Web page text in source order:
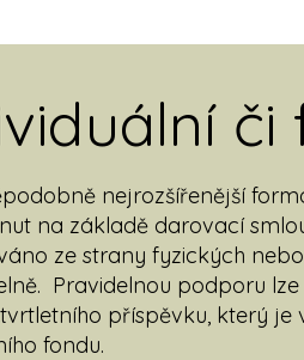
nejrozšířenější
na základě darovací
ze strany fyzických
Pravidelnou podporu
příspěvku, který je
fondu.